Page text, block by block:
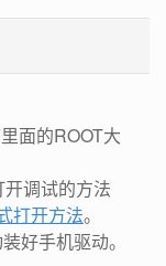
面的ROOT大
调试的方法
打开方法。
好手机驱动。